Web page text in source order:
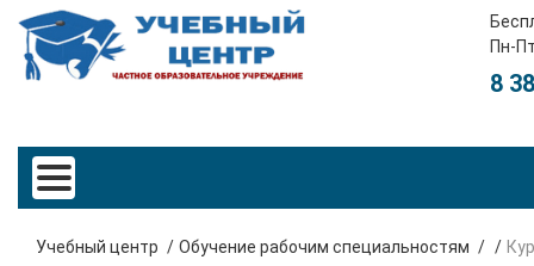
Пн-
8
Учебный центр Обучение рабочим специальностям